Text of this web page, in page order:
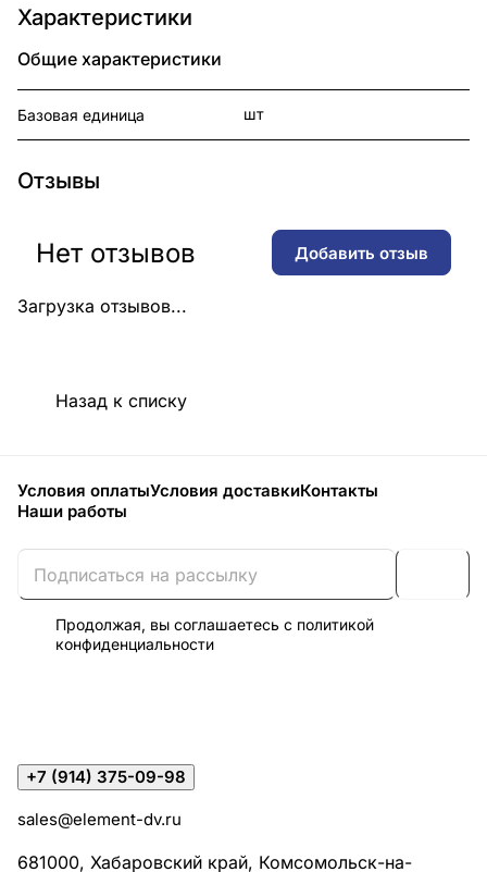
Характеристики
Общие характеристики
Базовая единица шт
Отзывы
Загрузка отзывов...
Нет отзывов Добавить отзыв
Назад к списку
Условия оплатыУсловия доставкиКонтакты
Наши работы
Продолжая, вы соглашаетесь с политикой
конфиденциальности
+7 (914) 375-09-98
sales@element-dv.ru
681000, Хабаровский край, Комсомольск-на-